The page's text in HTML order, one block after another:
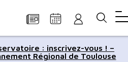
à
au
au
: inscrivez-vous ! –
Régional de Toulouse